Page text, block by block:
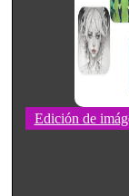
Edición de